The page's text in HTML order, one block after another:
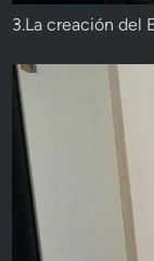
3.La creación del